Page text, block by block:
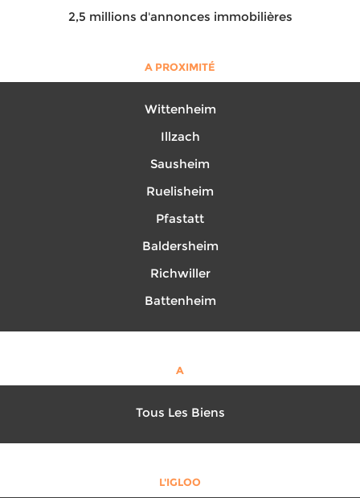
2,5 millions d'annonces immobilières
A PROXIMITÉ
Wittenheim
Illzach
Sausheim
Ruelisheim
Pfastatt
Baldersheim
Richwiller
Battenheim
A
Tous Les Biens
L'IGLOO